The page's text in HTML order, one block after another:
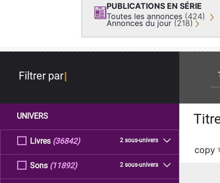
PUBLICATIONS EN SÉRIE
Toutes les annonces (424)
Annonces du jour (218)
Filtrer par
UNIVERS
Livres 2 sous-univers
(36842)
Sons 2 sous-univers
(11892)
copy